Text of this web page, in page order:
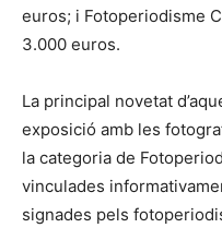
euros; i Fotoperiodisme
3.000 euros.
La principal novetat
exposició amb les
la categoria de
vinculades
signades pels